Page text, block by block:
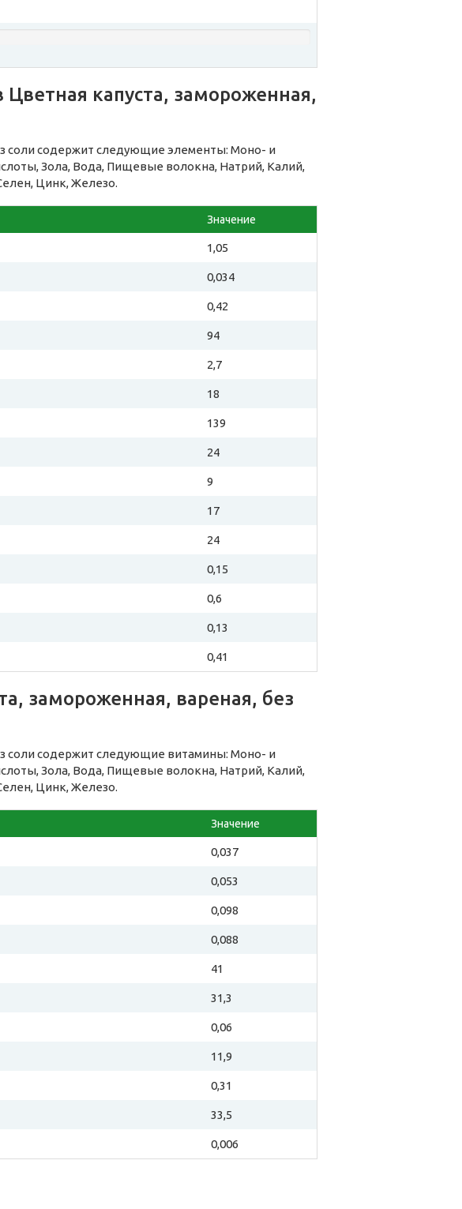
капуста, замороженная,
соли содержит следующие элементы: Моно- и
Зола, Вода, Пищевые волокна, Натрий, Калий,
Цинк, Железо.
Значение
1,05
0,034
0,42
94
2,7
18
139
24
9
17
24
0,15
0,6
0,13
0,41
замороженная, вареная, без
соли содержит следующие витамины: Моно- и
Зола, Вода, Пищевые волокна, Натрий, Калий,
Цинк, Железо.
Значение
0,037
0,053
0,098
0,088
41
31,3
0,06
11,9
0,31
33,5
0,006